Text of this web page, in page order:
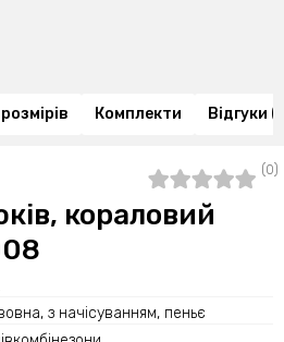
Комплекти Відгуки
(0)
кораловий
з начісуванням, пеньє